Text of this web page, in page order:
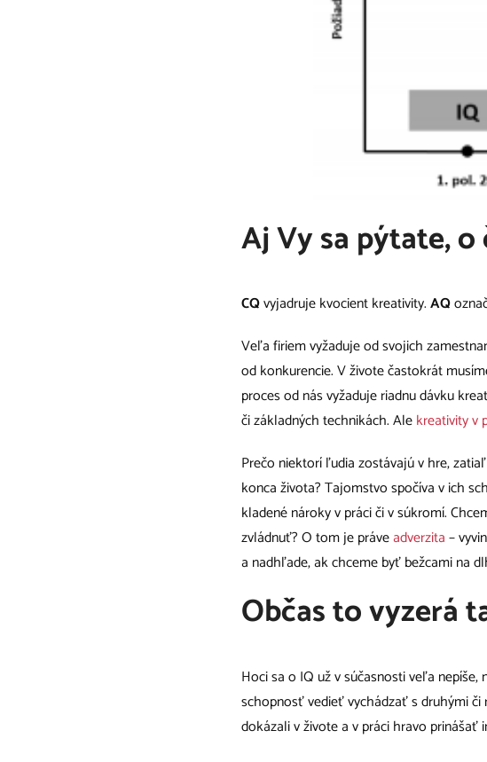
Aj Vy sa pýtate, o
CQvyjadruje kvocient kreativity.AQ
Veľa firiem vyžaduje od svojich
od konkurencie. V živote častokrát
proces od nás vyžaduje riadnu dávku
či základných technikách. Alekreativity v
Prečo niektorí ľudia zostávajú v hre,
konca života? Tajomstvo spočíva v ich
kladené nároky v práci či v súkromí.
zvládnuť? O tom je práveadverzita–
a nadhľade, ak chceme byť bežcami na
Občas to vyzerá
Hoci sa o IQ už v súčasnosti veľa
schopnosť vedieť vychádzať s druhými
dokázali v živote a v práci hravo